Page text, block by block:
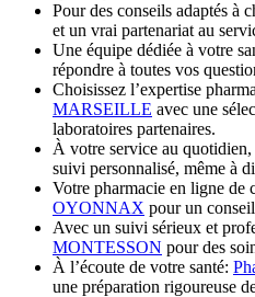
Pour des conseils adaptés à
et un vrai partenariat au
Une équipe dédiée à votre
répondre à toutes vos
Choisissez l’expertise
MARSEILLE avec une
laboratoires partenaires.
À votre service au quotidien,
suivi personnalisé, même à
Votre pharmacie en ligne de
OYONNAX pour un
Avec un suivi sérieux et
MONTESSON pour des
À l’écoute de votre santé:
une préparation rigoureuse